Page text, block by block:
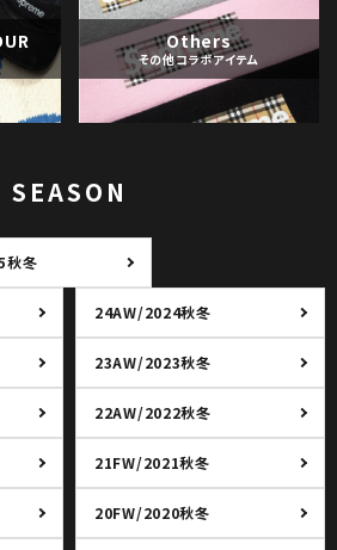
Others
その他コラボアイテム
SEASON
秋冬
24AW/2024秋冬
23AW/2023秋冬
22AW/2022秋冬
21FW/2021秋冬
20FW/2020秋冬